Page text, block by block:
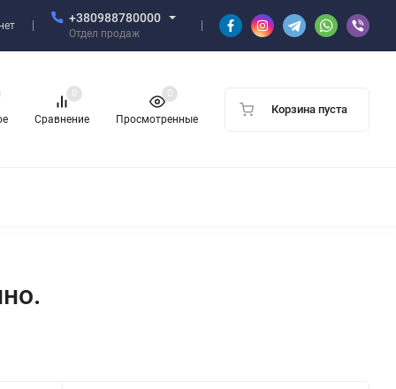
+380988780000
Отдел продаж
Сравнение
0
Просмотренные
0
Корзина пуста